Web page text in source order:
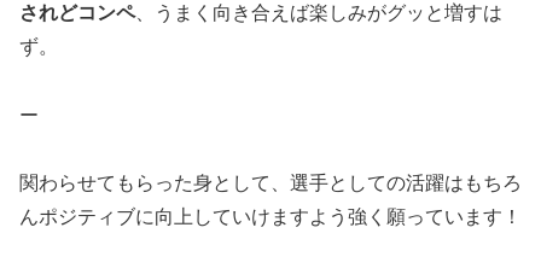
されどコンペ、うまく向き合えば楽しみがグッと増すは
ず。
ー
関わらせてもらった身として、選手としての活躍はもちろ
んポジティブに向上していけますよう強く願っています！